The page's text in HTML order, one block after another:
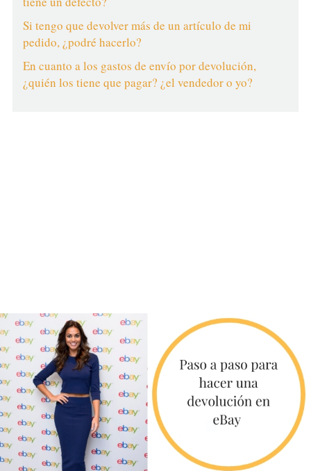
Si tengo que devolver más de un artículo de mi
pedido, ¿podré hacerlo?
En cuanto a los gastos de envío por devolución,
¿quién los tiene que pagar? ¿el vendedor o yo?